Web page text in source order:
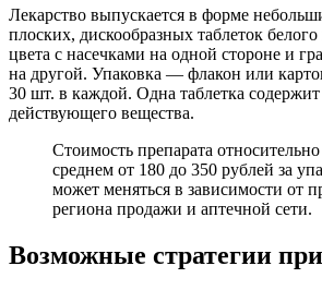
Лекарство выпускается в форме
плоских, дискообразных таблеток
цвета с насечками на одной стороне и
на другой. Упаковка — флакон или
30 шт. в каждой. Одна таблетка
действующего вещества.
Стоимость препарата
среднем от 180 до 350 рублей за
может меняться в зависимости от
региона продажи и аптечной сети.
Возможные стратегии